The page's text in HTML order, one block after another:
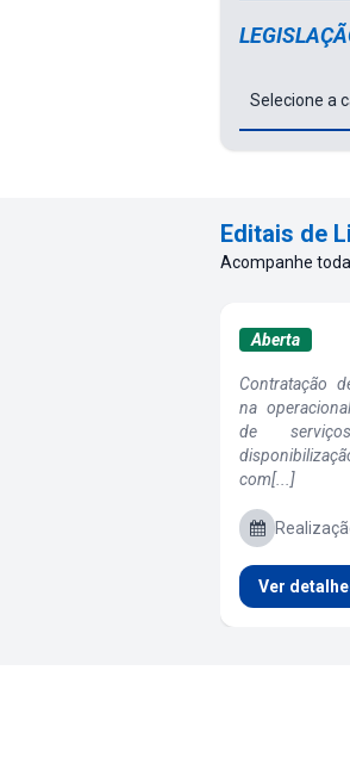
Editais de
Acompanhe
Aberta
Contratação
na
de
com[...]
Ver